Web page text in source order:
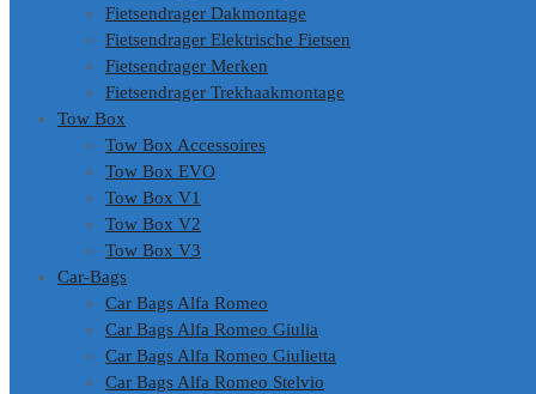
Fietsendrager Dakmontage
Fietsendrager Elektrische Fietsen
Fietsendrager Merken
Fietsendrager Trekhaakmontage
Tow Box
Tow Box Accessoires
Tow Box EVO
Tow Box V1
Tow Box V2
Tow Box V3
Car-Bags
Car Bags Alfa Romeo
Car Bags Alfa Romeo Giulia
Car Bags Alfa Romeo Giulietta
Car Bags Alfa Romeo Stelvio